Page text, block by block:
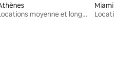
Locations moyenne et longue durée
Miami